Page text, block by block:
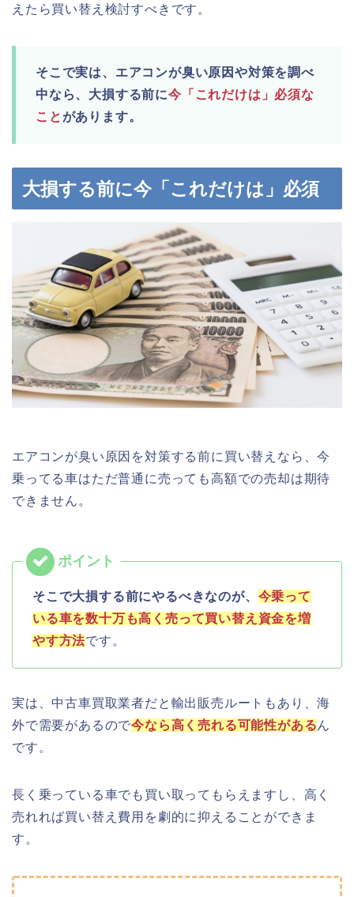
えたら買い替え検討すべきです。
そこで実は、エアコンが臭い原因や対策を調べ
中なら、大損する前に今「これだけは」必須な
こと があります。
大損する前に今「これだけは」必須
エアコンが臭い原因を対策する前に買い替えなら、今
乗ってる車はただ普通に売っても高額での売却は期待
できません。
そこで大損する前にやるべきなのが、 今乗って
いる車を数十万も高く売って買い替え資金を増
やす方法です。
実は、中古車買取業者だと輸出販売ルートもあり、海
外で需要があるので今なら高く売れる可能性があるん
です。
長く乗っている車でも買い取ってもらえますし、高く
売れれば買い替え費用を劇的に抑えることができま
す。